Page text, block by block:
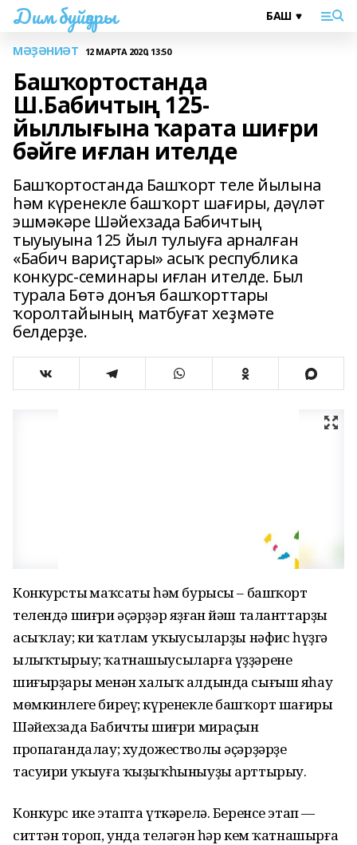
Дим буйҙары
МӘҘӘНИӘТ 12 МАРТА 2020, 13:50
Башҡортостанда
Ш.Бабичтың 125-
йыллығына ҡарата шиғри
бәйге иғлан ителде
Башҡортостанда Башҡорт теле йылына
һәм күренекле башҡорт шағиры, дәүләт
эшмәкәре Шәйехзада Бабичтың
тыуыуына 125 йыл тулыуға арналған
«Бабич вариҫтары» асыҡ республика
конкурс-семинары иғлан ителде. Был
турала Бөтә донъя башҡорттары
ҡоролтайының матбуғат хеҙмәте
белдерҙе.
Конкурстың маҡсаты һәм бурысы – башҡорт
телендә шиғри әҫәрҙәр яҙған йәш таланттарҙы
асыҡлау; киң ҡатлам уҡыусыларҙы нәфис һүҙгә
ылыҡтырыу; ҡатнашыусыларға үҙҙәренең
шиғырҙары менән халыҡ алдында сығыш яһау
мөмкинлеге биреү; күренекле башҡорт шағиры
Шәйехзада Бабичтың шиғри мираҫын
пропагандалау; художестволы әҫәрҙәрҙе
тасуири уҡыуға ҡыҙыҡһыныуҙы арттырыу.
Конкурс ике этапта үткәрелә. Беренсе этап —
ситтән тороп, унда теләгән һәр кем ҡатнашырға